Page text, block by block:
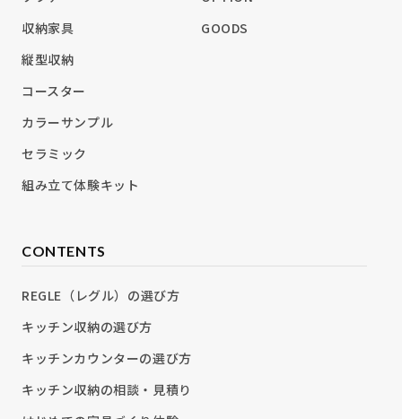
収納家具
縦型収納
コースター
カラーサンプル
セラミック
組み立て体験キット
GOODS
CONTENTS
REGLE（レグル）の選び方
キッチン収納の選び方
キッチンカウンターの選び方
キッチン収納の相談・見積り